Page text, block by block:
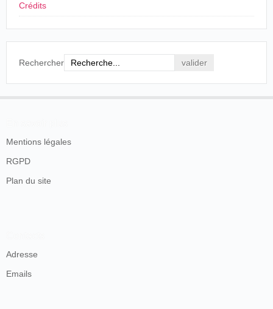
Crédits
Rechercher
Mentions légales
RGPD
Plan du site
Adresse
Emails